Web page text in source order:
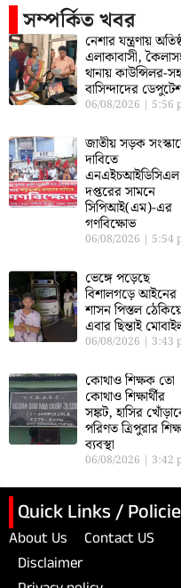
সম্পর্কিত খবর
নেশার যন্ত্রণায়
এলাকাবাসী,
থানায় কাউন্সিলর-সহ
বাসিন্দাদের
06/08/2026 5:56
জাতীয় সড়ক
দাবিতে
এনএইচআইডিসিএল
দপ্তরের সামনে
সিপিআই(এম)-এর
গণবিক্ষোভ
06/08/2026 5:54
ভেঙ্গে পড়েছে
বিশালগড়ে আইনের
শাসন পিস্তল
এবার ছিন্তাই
06/08/2026 3:43
কোথাও শিক্ষক তো
কোথাও শিক্ষার্থীর
সঙ্কট, হাসির
পরিণত ত্রিপুরার
ব্যবস্থা
06/08/2026 3:42
Quick Links /
About Us
Contact US
Disclaimer